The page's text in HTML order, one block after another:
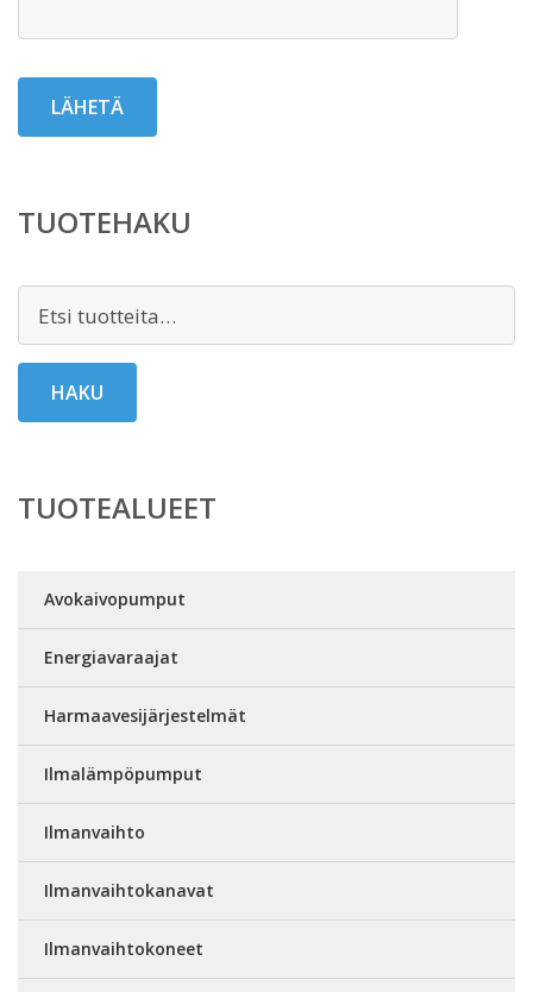
TUOTEHAKU
HAKU
TUOTEALUEET
Avokaivopumput
Energiavaraajat
Harmaavesijärjestelmät
Ilmalämpöpumput
Ilmanvaihto
Ilmanvaihtokanavat
Ilmanvaihtokoneet